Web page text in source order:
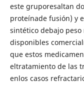
este gruporesaltan
proteínade fusión) y
sintético debajo
disponibles
que estos
eltratamiento de las
enlos casos